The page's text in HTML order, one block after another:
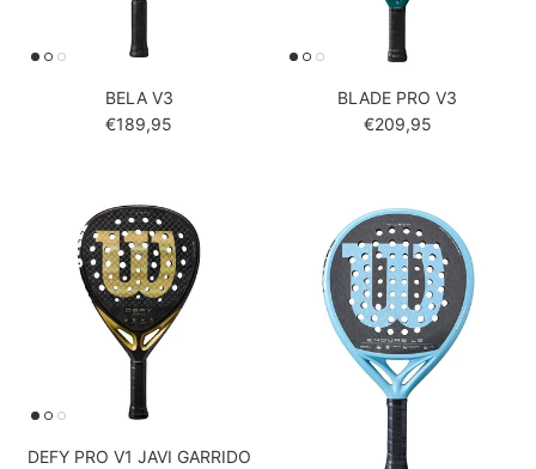
BELA V3
Reguliere prijs
€189,95
BLADE PRO V3
Reguliere prijs
€209,95
DEFY PRO V1 JAVI GARRIDO